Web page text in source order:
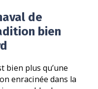
de
bien
bien plus qu’une
enracinée dans la